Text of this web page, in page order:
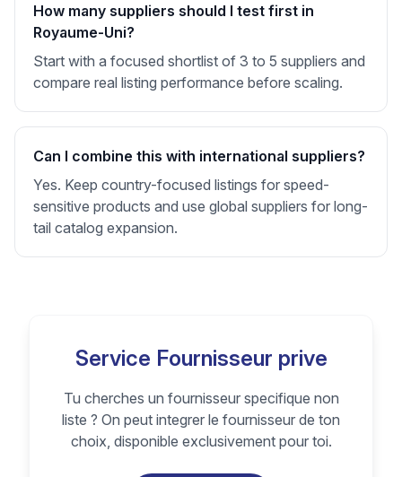
How many suppliers should I test first in
Royaume-Uni?
Start with a focused shortlist of 3 to 5 suppliers and
compare real listing performance before scaling.
Can I combine this with international suppliers?
Yes. Keep country-focused listings for speed-
sensitive products and use global suppliers for long-
tail catalog expansion.
Service Fournisseur prive
Tu cherches un fournisseur specifique non
liste ? On peut integrer le fournisseur de ton
choix, disponible exclusivement pour toi.